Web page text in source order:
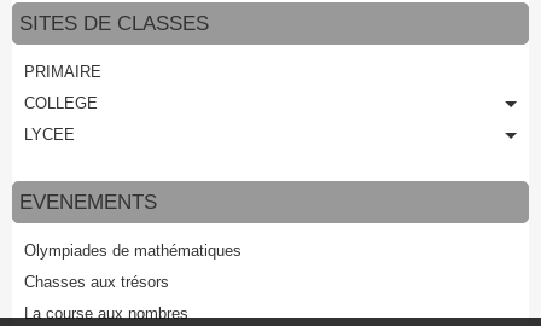
SITES DE CLASSES
PRIMAIRE
COLLEGE
LYCEE
EVENEMENTS
Olympiades de mathématiques
Chasses aux trésors
La course aux nombres